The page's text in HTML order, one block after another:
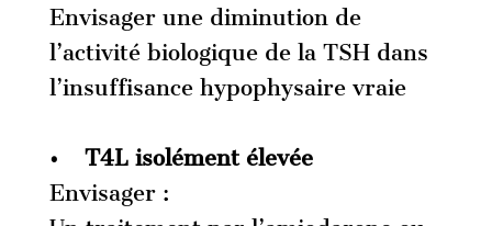
Envisager une diminution de
l’activité biologique de la TSH dans
l’insuffisance hypophysaire vraie
• T4L isolément élevée
Envisager :